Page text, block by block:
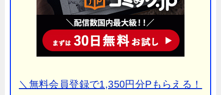
＼無料会員登録で1,350円分Pもらえる！